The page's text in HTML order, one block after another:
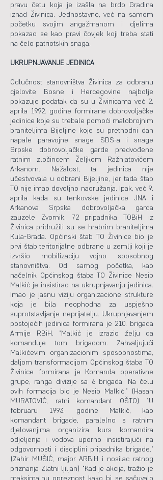
pravu četu koja je izašla na brdo Gradina
iznad Živinica. Jednostavno, već na samom
početku svojim angažmanom i djelima
pokazao se kao pravi čovjek koji treba stati
na čelo patriotskih snaga.
UKRUPNJAVANJE JEDINICA
Odlučnost stanovništva Živinica za odbranu
cjelovite Bosne i Hercegovine najbolje
pokazuje podatak da su u Živinicama već 2.
aprila 1992. godine formirane dobrovoljačke
jedinice koje su trebale pomoći malobrojnim
braniteljima Bijeljine koje su prethodni dan
napale paravojne snage SDS-a i snage
Srpske dobrovoljačke garde predvođene
ratnim zločincem Željkom Ražnjatovićem
Arkanom. Nažalost, ta jedinica nije
učestvovala u odbrani Bijeljine, jer tada štab
TO nije imao dovoljno naoružanja. Ipak, već 9.
aprila kada su tenkovske jedinice JNA i
Arkanova Srpska dobrovoljačka garda
zauzele Zvornik, 72 pripadnika TOBiH iz
Živinica pridružili su se hrabrim braniteljima
Kula-Grada. Općinski štab TO Živinice bio je
prvi štab teritorijalne odbrane u zemlji koji je
izvršio mobilizaciju vojno sposobnog
stanovništva. Od samog početka, kao
načelnik Općinskog štaba TO Živinice Nesib
Malkić je insistirao na ukrupnjavanju jedinica.
Imao je jasnu viziju organizacione strukture
koja je bila neophodna za uspješno
suprotstavljanje neprijatelju. Ukrupnjavanjem
postojećih jedinica formirana je 210. brigada
Armije RBiH. “Malkić je izrazio želju da
komanduje tom brigadom. Zahvaljujući
Malkićevim organizacionim sposobnostima,
daljom transformacijom Općinskog štaba TO
Živinice formirana je Komanda operativne
grupe, ranga divizije sa 6 brigada. Na čelu
ovih formacija bio je Nesib Malkić.” (Hasan
MURATOVIĆ, ratni komandant OŠTO) “U
februaru 1993. godine Malkić, kao
komandant brigade, paralelno s ratnim
djelovanjima organizira kurs komandira
odjeljenja i vodova uporno insistirajući na
odgovornosti i disciplini pripadnika brigade.”
(Zahir MUŠIĆ, major ARBiH i nosilac ratnog
priznanja Zlatni ljiljan) “Kad je akcija, tražio je
maksimalnu opreznost kako bi se sačuvalo